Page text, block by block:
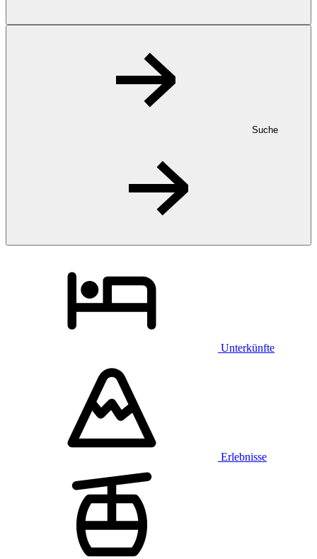
Suche
Unterkünfte
Erlebnisse